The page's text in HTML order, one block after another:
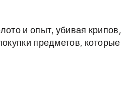
и опыт, убивая крипов,
предметов, которые